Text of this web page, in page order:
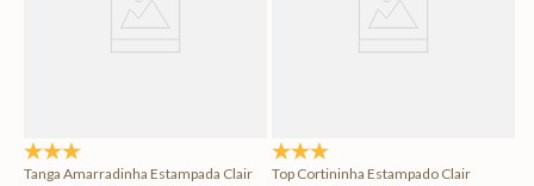
Tanga Amarradinha Estampada Clair Top Cortininha Estampado Clair